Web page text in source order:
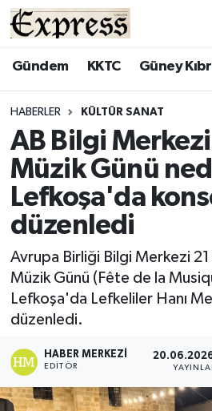
Gündem KKTC Güney
HABERLER KÜLTÜR SANAT
AB Bilgi
Müzik Günü
Lefkoşa'da
düzenledi
Avrupa Birliği Bilgi Merkezi
Müzik Günü (Fête de la
Lefkoşa'da Lefkeliler Hanı
düzenledi.
HABER MERKEZI
EDITÖR
ALAYKÖY
BİLİM
ÇATALKÖY
DÜNYA
EĞİTİM
EKONOMİ
ENGLISH
ESENTEPE
Hava Durumu
Süper Lig Puan Durumu
Tüm Manşetler
Son Dakika Haberleri
Haber Arşivi